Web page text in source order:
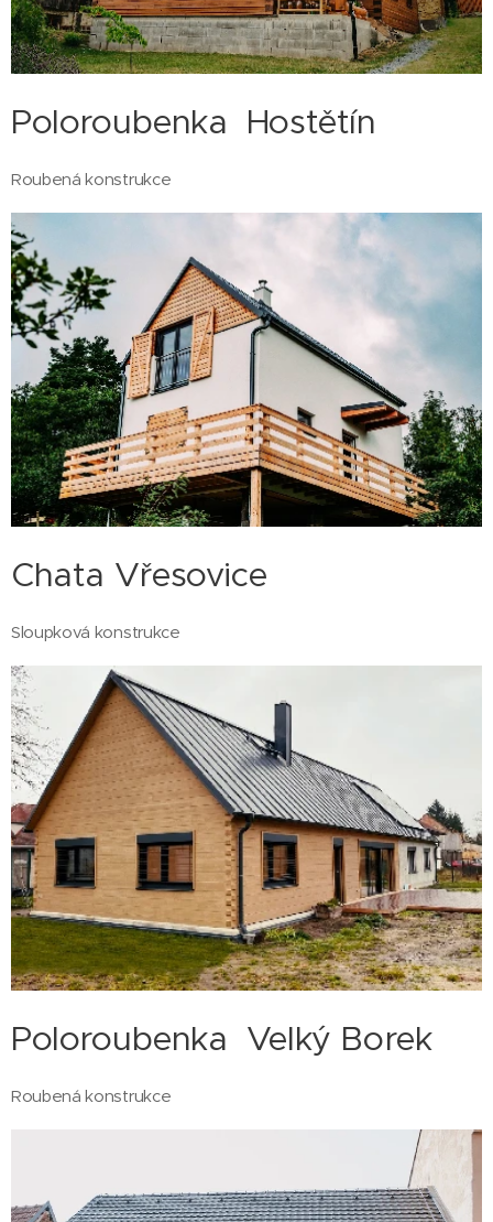
Poloroubenka Hostětín
Roubená konstrukce
Chata Vřesovice
Sloupková konstrukce
Poloroubenka Velký Borek
Roubená konstrukce